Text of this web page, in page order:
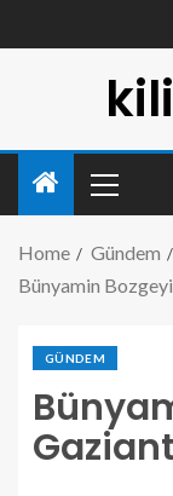
Home
Gündem
Bünyamin
GÜNDEM